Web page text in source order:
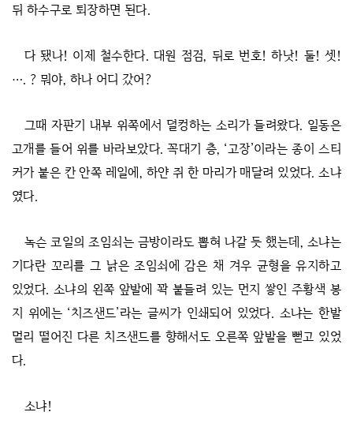
뒤 하수구로 퇴장하면 된다.
다 됐나! 이제 철수한다. 대원 점검, 뒤로 번호! 하낫! 둘! 셋!
…. ? 뭐야, 하나 어디 갔어?
그때 자판기 내부 위쪽에서 덜컹하는 소리가 들려왔다. 일동은
고개를 들어 위를 바라보았다. 꼭대기 층, ‘고장’이라는 종이 스티
커가 붙은 칸 안쪽 레일에, 하얀 쥐 한 마리가 매달려 있었다. 소냐
였다.
녹슨 코일의 조임쇠는 금방이라도 뽑혀 나갈 듯 했는데, 소냐는
기다란 꼬리를 그 낡은 조임쇠에 감은 채 겨우 균형을 유지하고
있었다. 소냐의 왼쪽 앞발에 꽉 붙들려 있는 먼지 쌓인 주황색 봉
지 위에는 ‘치즈샌드’라는 글씨가 인쇄되어 있었다. 소냐는 한발
멀리 떨어진 다른 치즈샌드를 향해서도 오른쪽 앞발을 뻗고 있었
다.
소냐!